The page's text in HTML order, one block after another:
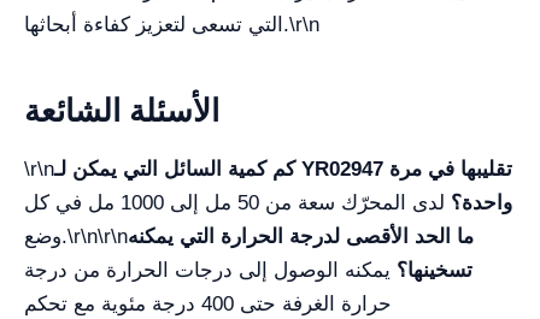
التي تسعى لتعزيز كفاءة أبحاثها.\r\n
الأسئلة الشائعة
\r\nكم كمية السائل التي يمكن لـ YR02947 تقليبها في مرة
واحدة؟
لدى المحرّك سعة من 50 مل إلى 1000 مل في كل
وضع.\r\n\r\nما الحد الأقصى لدرجة الحرارة التي يمكنه
تسخينها؟ يمكنه الوصول إلى درجات الحرارة من درجة
حرارة الغرفة حتى 400 درجة مئوية مع تحكم